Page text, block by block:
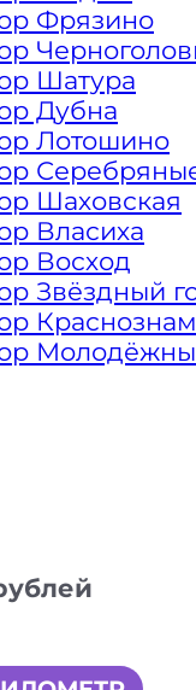
Фрязино
Шатура
Дубна
Лотошино
Шаховская
Власиха
Восход
Звёздный